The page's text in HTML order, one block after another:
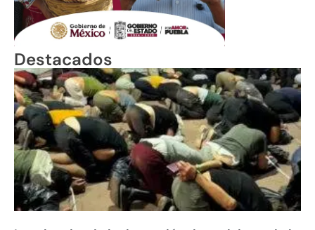
Destacados